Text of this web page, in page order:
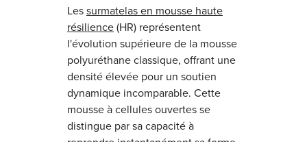
Lessurmatelas en mousse haute
résilience(HR) représentent
l'évolution supérieure de la mousse
polyuréthane classique, offrant une
densité élevée pour un soutien
dynamique incomparable. Cette
mousse à cellules ouvertes se
distingue par sa capacité à